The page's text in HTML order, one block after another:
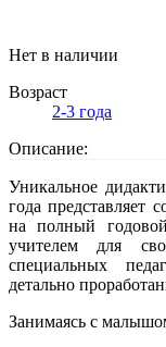
Нет в наличии
Возраст
2-3 года
Описание:
Уникальное
года представляет
на полный
учителем для
специальных
детально
Занимаясь с